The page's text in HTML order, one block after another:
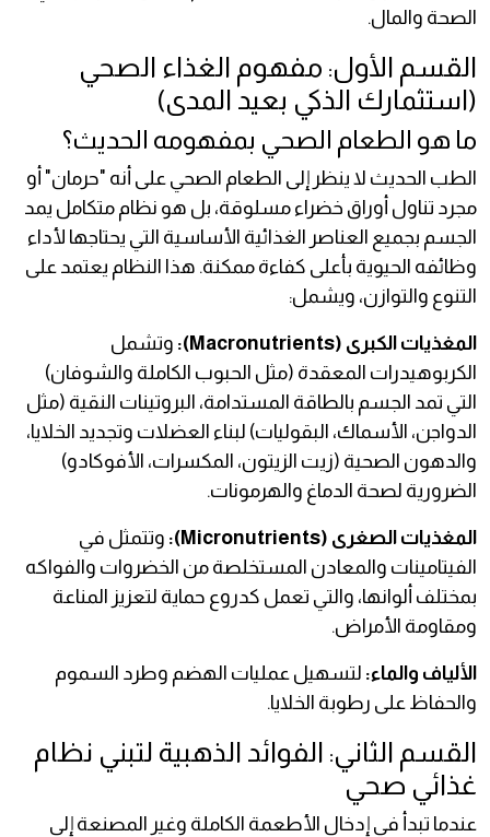
الصحة والمال.
القسم الأول: مفهوم الغذاء الصحي
(استثمارك الذكي بعيد المدى)
ما هو الطعام الصحي بمفهومه الحديث؟
الطب الحديث لا ينظر إلى الطعام الصحي على أنه "حرمان" أو
مجرد تناول أوراق خضراء مسلوقة، بل هو نظام متكامل يمد
الجسم بجميع العناصر الغذائية الأساسية التي يحتاجها لأداء
وظائفه الحيوية بأعلى كفاءة ممكنة. هذا النظام يعتمد على
التنوع والتوازن، ويشمل:
المغذيات الكبرى (Macronutrients):
وتشمل
الكربوهيدرات المعقدة (مثل الحبوب الكاملة والشوفان)
التي تمد الجسم بالطاقة المستدامة، البروتينات النقية (مثل
الدواجن، الأسماك، البقوليات) لبناء العضلات وتجديد الخلايا،
والدهون الصحية (زيت الزيتون، المكسرات، الأفوكادو)
الضرورية لصحة الدماغ والهرمونات.
المغذيات الصغرى (Micronutrients):
وتتمثل في
الفيتامينات والمعادن المستخلصة من الخضروات والفواكه
بمختلف ألوانها، والتي تعمل كدروع حماية لتعزيز المناعة
ومقاومة الأمراض.
الألياف والماء: لتسهيل عمليات الهضم وطرد السموم
والحفاظ على رطوبة الخلايا.
القسم الثاني: الفوائد الذهبية لتبني نظام
غذائي صحي
عندما تبدأ في إدخال الأطعمة الكاملة وغير المصنعة إلى